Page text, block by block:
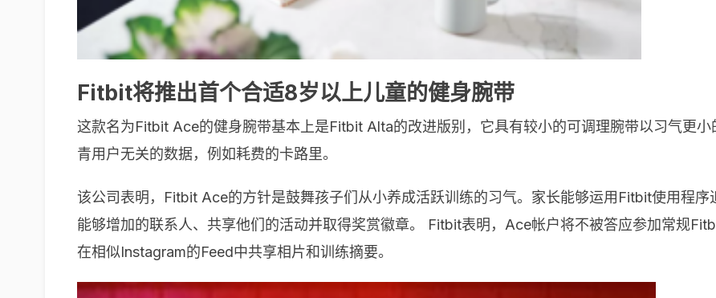
Fitbit将推出首个合适8岁以上儿童的健身腕带
这款名为Fitbit Ace的健身腕带基本上是Fitbit Alta的改进版别，它具有较小的可调理腕带以习气更
青用户无关的数据，例如耗费的卡路里。
该公司表明，Fitbit Ace的方针是鼓舞孩子们从小养成活跃训练的习气。家长能够运用Fitbit使用程
能够增加的联系人、共享他们的活动并取得奖赏徽章。 Fitbit表明，Ace帐户将不被答应参加常规
在相似Instagram的Feed中共享相片和训练摘要。